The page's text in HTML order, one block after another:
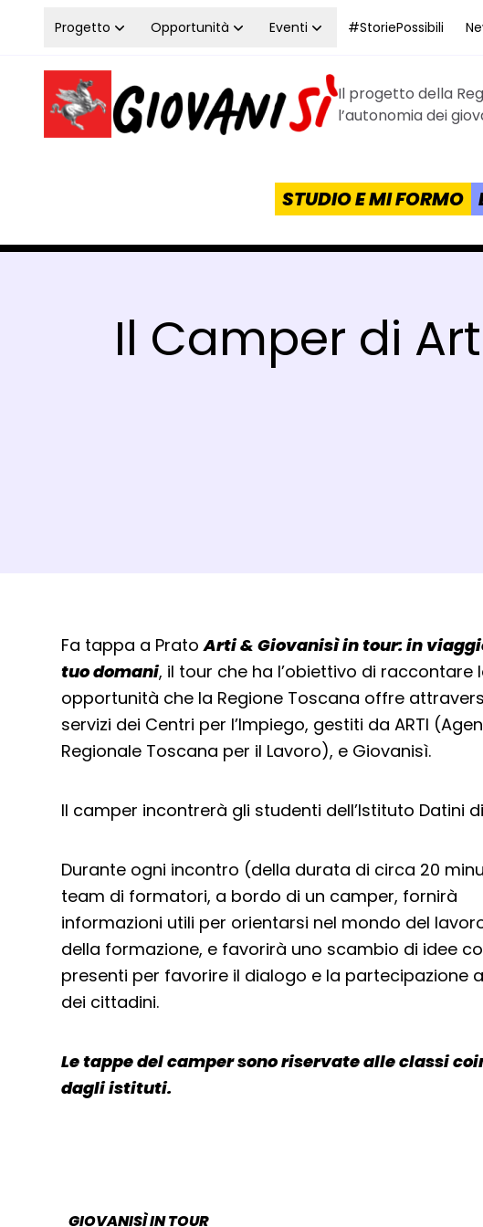
Vai al contenuto
Progetto Opportunità Eventi #StoriePossibili
Homepage Giovanisì - Progetto della Regione Toscana
Il progetto della
l’autonomia dei
STUDIO E MI FORMO
Il Camper di
Dettagli evento
Fa tappa a PratoArti & Giovanisì in tour: in
tuo domani, il tour che ha l’obiettivo di raccontare
opportunità che la Regione Toscana offre
servizi dei Centri per l’Impiego, gestiti da ARTI
Regionale Toscana per il Lavoro), e Giovanisì.
Il camper incontrerà gli studenti dell’Istituto Datini
Durante ogni incontro (della durata di circa 20
team di formatori, a bordo di un camper, fornirà
informazioni utili per orientarsi nel mondo del
della formazione, e favorirà uno scambio di idee
presenti per favorire il dialogo e la partecipazione
dei cittadini.
Le tappe del camper sono riservate alle classi
dagli istituti.
GIOVANISÌ IN TOUR